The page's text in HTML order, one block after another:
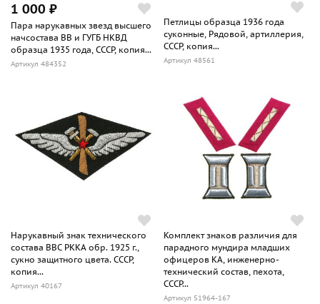
1 000 ₽
Пара нарукавных звезд высшего
начсостава ВВ и ГУГБ НКВД
образца 1935 года, СССР, копия...
Артикул 484352
Петлицы образца 1936 года
суконные, Рядовой, артиллерия,
СССР, копия...
Артикул 48561
Нарукавный знак технического
состава ВВС РККА обр. 1925 г.,
сукно защитного цвета. СССР,
копия...
Артикул 40167
Комплект знаков различия для
парадного мундира младших
офицеров КА, инженерно-
технический состав, пехота,
СССР...
Артикул 51964-167